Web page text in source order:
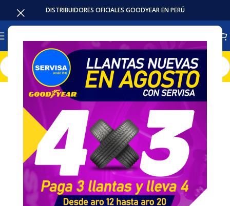
DISTRIBUIDORES OFICIALES GOODYEAR EN PERÚ
Inicio Llantas Camioneta